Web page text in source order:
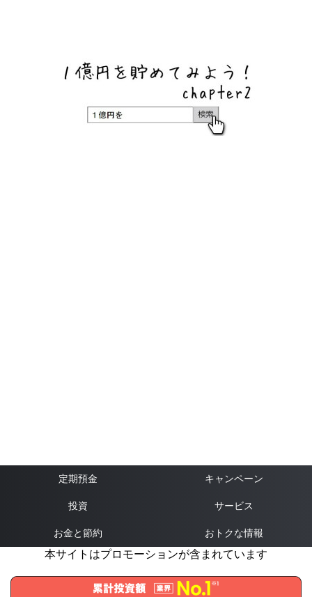
定期預金 キャンペーン
投資 サービス
お金と節約 おトクな情報
本サイトはプロモーションが含まれています